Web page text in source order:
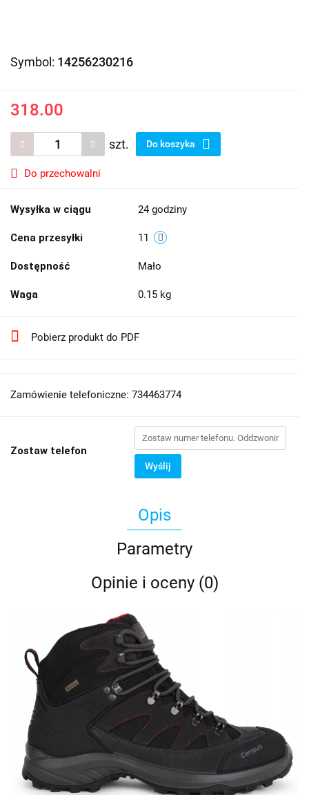
Symbol: 14256230216
318.00
szt. Do koszyka
Do przechowalni
Wysyłka w ciągu 24 godziny
Cena przesyłki 11
Dostępność Mało
Waga 0.15 kg
Pobierz produkt do PDF
Zamówienie telefoniczne: 734463774
Zostaw telefon
Wyślij
Opis
Parametry
Opinie i oceny (0)